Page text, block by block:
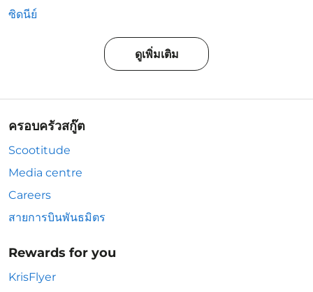
ซิดนีย์
ดูเพิ่มเติม
ครอบครัวสกู๊ต
Scootitude
Media centre
Careers
สายการบินพันธมิตร
Rewards for you
KrisFlyer